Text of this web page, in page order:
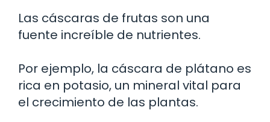
Las cáscaras de frutas son una
fuente increíble de nutrientes.
Por ejemplo, la cáscara de plátano es
rica en potasio, un mineral vital para
el crecimiento de las plantas.